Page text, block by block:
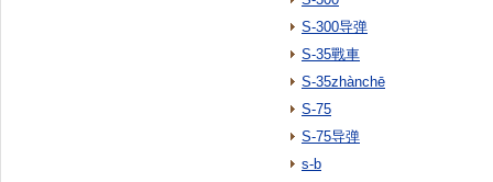
S-300导弹
S-35戰車
S-35zhànchē
S-75
S-75导弹
s-b